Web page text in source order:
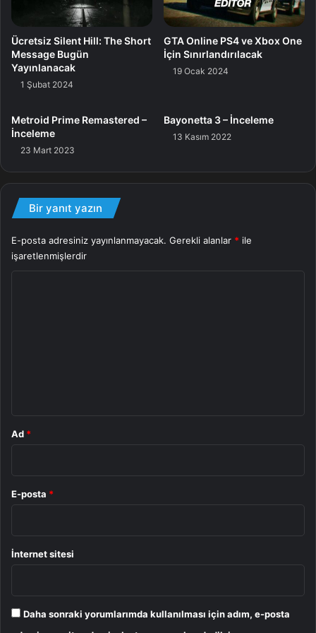
Oyun Yarış
Ücretsiz Silent Hill: The Short
Message Bugün
Yayınlanacak
1 Şubat 2024
GTA Online PS4 ve Xbox One
İçin Sınırlandırılacak
19 Ocak 2024
Metroid Prime Remastered –
İnceleme
23 Mart 2023
Bayonetta 3 – İnceleme
13 Kasım 2022
Bir yanıt yazın
E-posta adresiniz yayınlanmayacak. Gerekli alanlar * ile
işaretlenmişlerdir
Ad *
E-posta *
İnternet sitesi
Daha sonraki yorumlarımda kullanılması için adım, e-posta